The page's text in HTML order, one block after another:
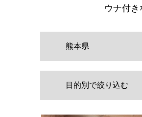
ウナ付
熊本県
目的別で絞り込む